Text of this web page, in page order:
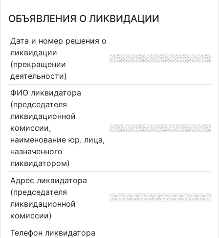
ОБЪЯВЛЕНИЯ О ЛИКВИДАЦИИ
Дата и номер решения о
ликвидации
(прекращении
деятельности)
ФИО ликвидатора
(председателя
ликвидационной
комиссии,
наименование юр. лица,
назначенного
ликвидатором)
Адрес ликвидатора
(председателя
ликвидационной
комиссии)
Телефон ликвидатора